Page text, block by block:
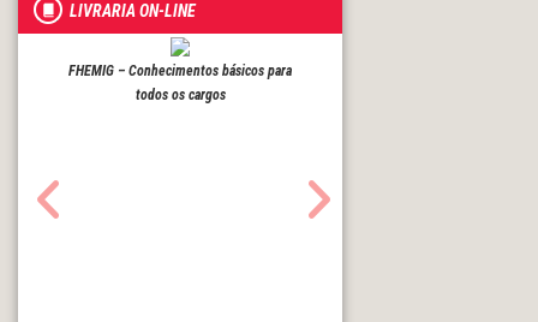
LIVRARIA ON-LINE
FHEMIG – Conhecimentos básicos para
todos os cargos